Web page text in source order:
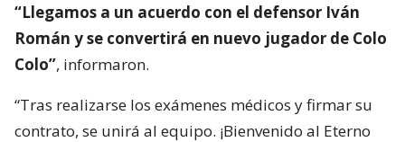
“Llegamos a un acuerdo con el defensor Iván
Román y se convertirá en nuevo jugador de Colo
Colo”, informaron.
“Tras realizarse los exámenes médicos y firmar su
contrato, se unirá al equipo. ¡Bienvenido al Eterno